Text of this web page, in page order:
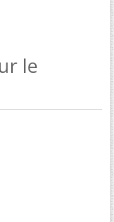
le